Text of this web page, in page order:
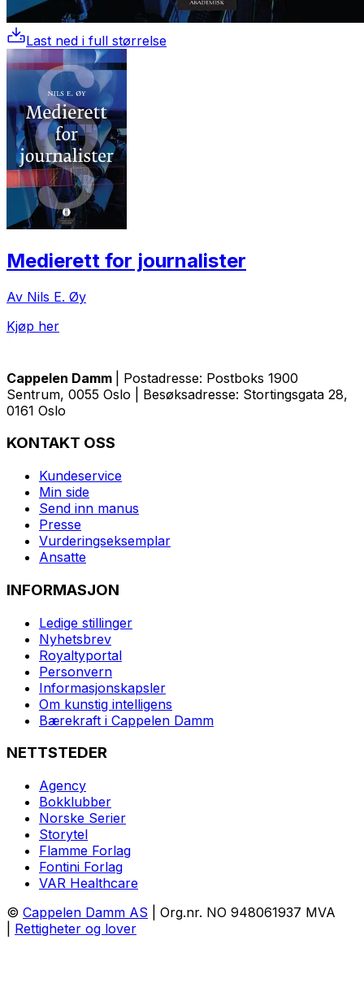
Last ned i full størrelse
Medierett for journalister
Av Nils E. Øy
Kjøp her
Cappelen Damm
| Postadresse: Postboks 1900
Sentrum, 0055 Oslo | Besøksadresse: Stortingsgata 28,
0161 Oslo
KONTAKT OSS
Kundeservice
Min side
Send inn manus
Presse
Vurderingseksemplar
Ansatte
INFORMASJON
Ledige stillinger
Nyhetsbrev
Royaltyportal
Personvern
Informasjonskapsler
Om kunstig intelligens
Bærekraft i Cappelen Damm
NETTSTEDER
Agency
Bokklubber
Norske Serier
Storytel
Flamme Forlag
Fontini Forlag
VAR Healthcare
© Cappelen Damm AS | Org.nr. NO 948061937 MVA
Rettigheter og lover